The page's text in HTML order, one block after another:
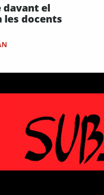
davant el
les docents